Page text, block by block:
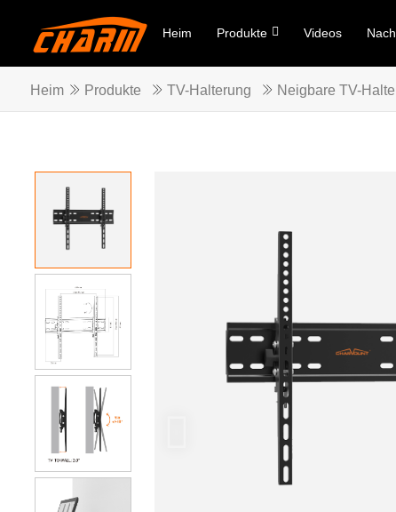
Heim Produkte Videos
Heim Produkte TV-Halterung Neigbare TV-